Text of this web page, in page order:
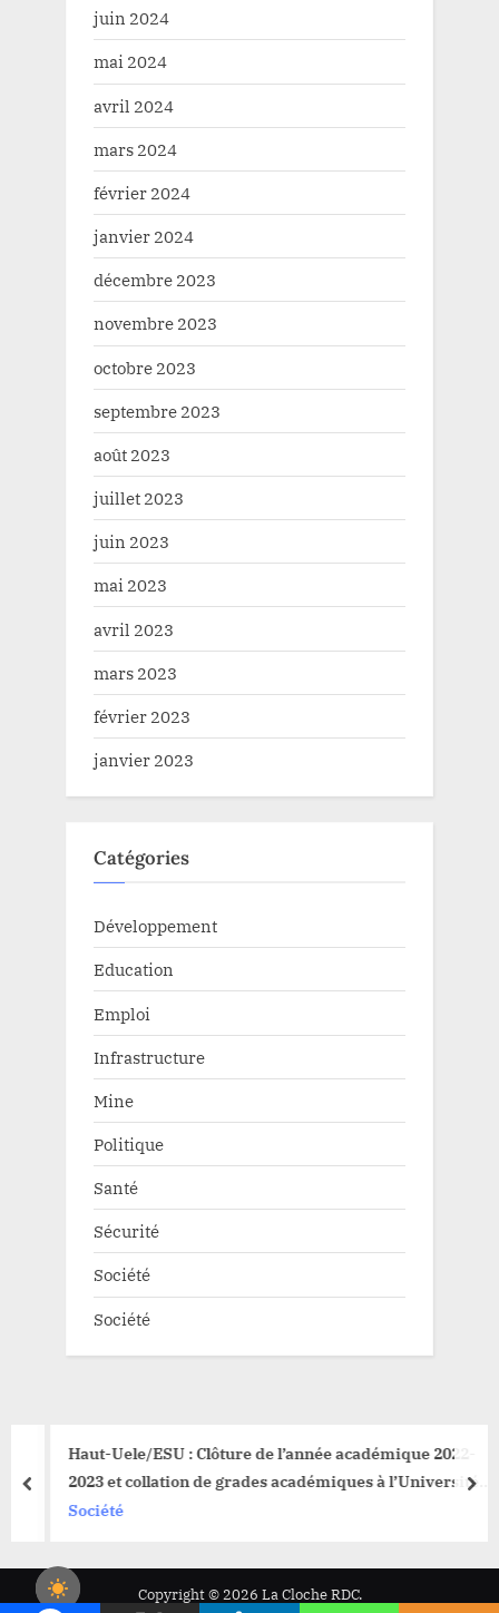
juin 2024
mai 2024
avril 2024
mars 2024
février 2024
janvier 2024
décembre 2023
novembre 2023
octobre 2023
septembre 2023
août 2023
juillet 2023
juin 2023
mai 2023
avril 2023
mars 2023
février 2023
janvier 2023
Catégories
Développement
Education
Emploi
Infrastructure
Mine
Politique
Santé
Sécurité
Société
Société
Haut-Uele/ESU : Clôture de l’année académique 2022-
2023 et collation de grades académiques à l’Université
de l’Uele à Isiro
Société
prev
Copyright © 2026 La Cloche RDC.